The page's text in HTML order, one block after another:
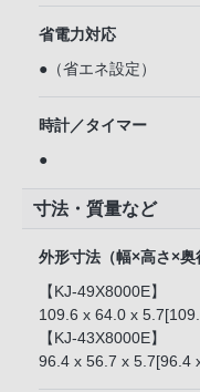
省電力対応
●（省エネ設定）
時計／タイマー
●
寸法・質量など
外形寸法（幅×高さ×
【KJ-49X8000E】
109.6 x 64.0 x
【KJ-43X8000E】
96.4 x 56.7 x 5.7[96.4